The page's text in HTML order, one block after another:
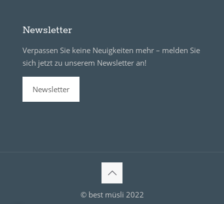
Newsletter
Verpassen Sie keine Neuigkeiten mehr – melden Sie
sich jetzt zu unserem Newsletter an!
Newsletter
© best müsli 2022